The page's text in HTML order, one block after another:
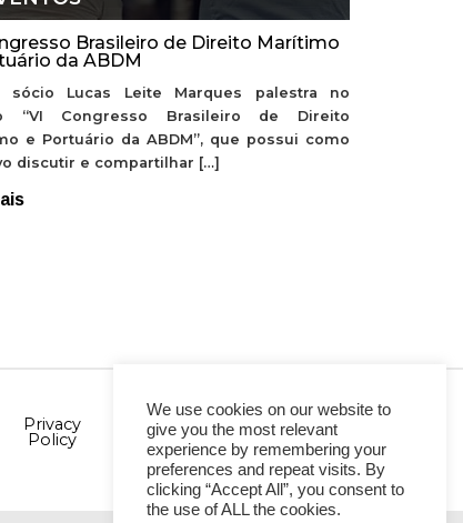
Brasileiro de Direito Marítimo
da ABDM
sócio Lucas Leite Marques palestra no
“VI Congresso Brasileiro de Direito
e Portuário da ABDM”, que possui como
discutir e compartilhar […]
Privacy
Policy
We use cookies on our website to
give you the most relevant
experience by remembering your
preferences and repeat visits. By
clicking “Accept All”, you consent to
the use of ALL the cookies.